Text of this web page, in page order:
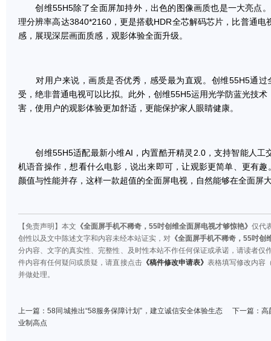
创维55H5除了全面屏加持外，出色的图像画质也是一大亮点
理分辨率高达3840*2160，更是搭载HDR全芯解码芯片，比普通
感，展现深层画面质感，观影体验全面升级。
对用户来说，画质是否优秀，感受最为直观。创维55H5通过
受，绝非普通电视可以比拟。此外，创维55H5运用光学防蓝光技
害，使用户的观影体验更加舒适，更能保护家人眼睛健康。
创维55H5适配最新小维AI，内置酷开精灵2.0，支持智能人工
机语音操作，想看什么电影，说出来即可，让观影更简单、更有
颜值与性能并存，这样一款超值的全面屏电视，自然能够在全面屏
【免责声明】本文 《全面屏手机不稀奇，55吋创维全面屏电视才够惊艳》 仅代
创性以及文中陈述文字和内容未经本站证实，对 《全面屏手机不稀奇，55吋创
分内容、文字的真实性、完整性、及时性本站不作任何保证或承诺，请读者仅
件内容有任何疑问或质疑，请直接点击《稿件修改申请表》 表格填写修改内容
并做处理。
上一篇：58同城推出“58服务保障计划”，建立诚信安全体验生态 下一篇：高
业制高点